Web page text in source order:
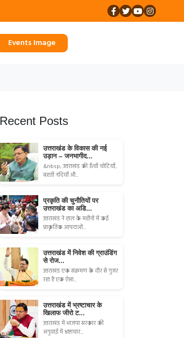
Events Image
Recent Posts
उत्तराखंड के विकास की नई
उड़ान – जनभागीद...
&nbsp; उत्तराखंड की ऊँची चोटियाँ,
बहती नदियाँ औ...
प्रकृति की चुनौतियों पर
उत्तराखंड का अडि...
उत्तराखंड ने हाल के महीनों में कई
प्राकृतिक आपदाओं...
उत्तराखंड में निवेश की ग्राउंडिंग
से रोज...
उत्तराखंड एक संक्रमण के दौर से गुजर
रहा है एक ऐसा...
उत्तराखंड में भ्रष्टाचार के
खिलाफ जीरो ट...
उत्तराखंड में भाजपा सरकार की
अगुवाई में भ्रष्टाचार...